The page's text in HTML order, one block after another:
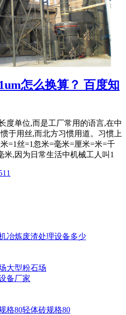
怎么换算？ 百度知
度单位,而是工厂常用的语言,在中
于用丝,而北方习惯用道。习惯上
=1丝=1忽米=毫米=厘米=米=千
米,因为日常生活中机械工人叫1
冶炼废渣处理设备多少
大型粉石场
备厂家
格80轻体砖规格80